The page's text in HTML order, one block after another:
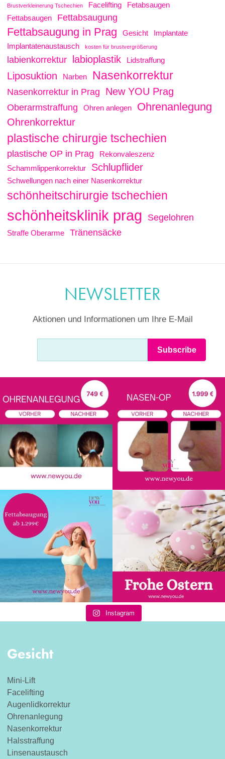
Brustverkleinerung Tschechien Facelifting
Fetabsaugen
Fettabsaugen
Fettabsaugung
Fettabsaugung in Prag Gesicht
Implantate
Implantatenaustausch
kosten für brustvergrößerung
labienkorrektur labioplastik Lidstraffung
Liposuktion Narben Nasenkorrektur
Nasenkorrektur in Prag New YOU Prag
Oberarmstraffung Ohren anlegen Ohrenanlegung
Ohrenkorrektur
plastische chirurgie tschechien
plastische OP in Prag
Rekonvaleszenz
Schammlippenkorrektur
Schlupflider
Schwellungen nach einer Nasenkorrektur
schönheitschirurgie tschechien
schönheitsklinik prag Segelohren
Straffe Oberarme Tränensäcke
NEWSLETTER
Aktionen und Informationen um Ihre E-Mail
Instagram
Gesicht
Mini-Lift
Facelifting
Augenlidkorrektur
Ohrenanlegung
Nasenkorrektur
Halsstraffung
Linsenaustausch